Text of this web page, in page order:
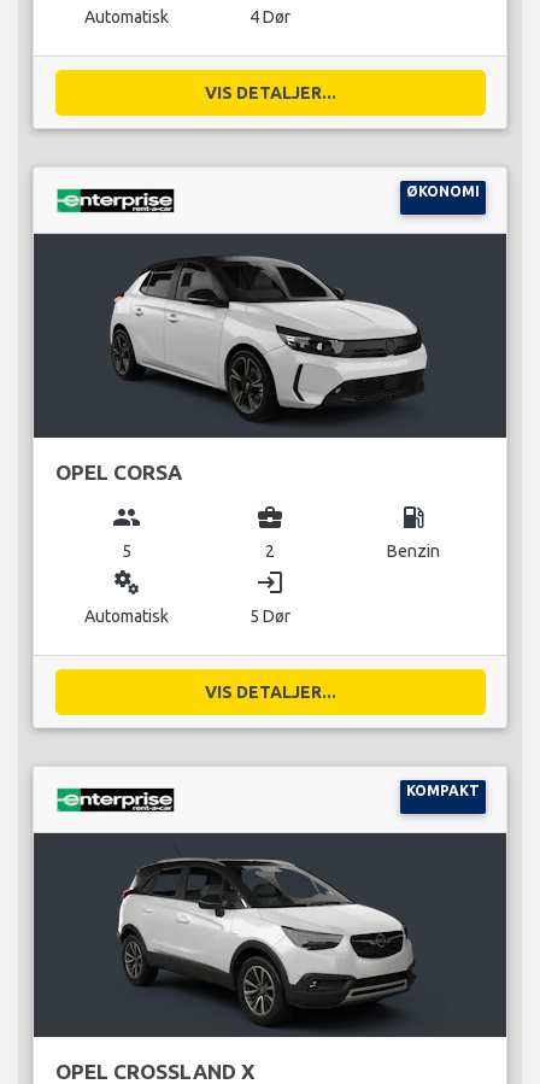
Automatisk 4 Dør
VIS DETALJER...
ØKONOMI
OPEL CORSA
group
5
business_center
2
local_gas_station
Benzin
miscellaneous_services
Automatisk
login
5 Dør
VIS DETALJER...
KOMPAKT
OPEL CROSSLAND X